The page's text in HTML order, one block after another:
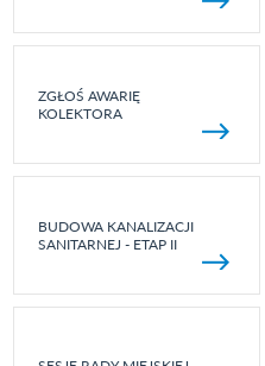
ZGŁOŚ AWARIĘ
KOLEKTORA
BUDOWA KANALIZACJI
SANITARNEJ - ETAP II